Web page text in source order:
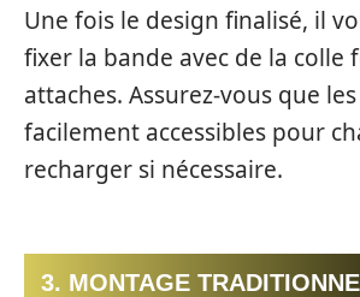
Une fois le design finalisé, il
fixer la bande avec de la colle
attaches. Assurez-vous que
facilement accessibles pour
recharger si nécessaire.
3. MONTAGE